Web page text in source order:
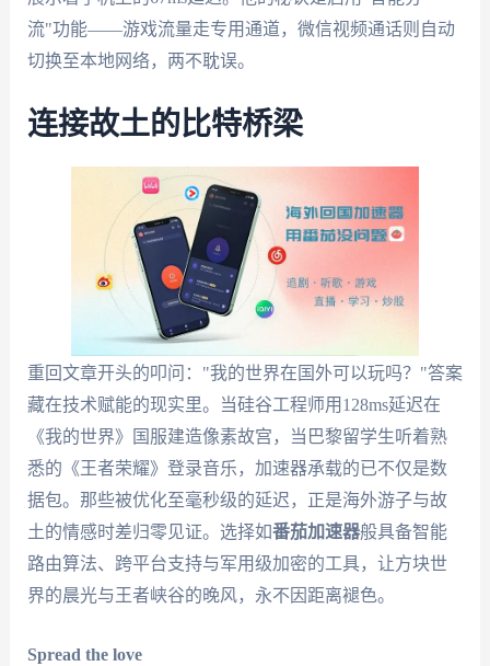
流"功能——游戏流量走专用通道，微信视频通话则自动
切换至本地网络，两不耽误。
连接故土的比特桥梁
重回文章开头的叩问："我的世界在国外可以玩吗？"答案
藏在技术赋能的现实里。当硅谷工程师用128ms延迟在
《我的世界》国服建造像素故宫，当巴黎留学生听着熟
悉的《王者荣耀》登录音乐，加速器承载的已不仅是数
据包。那些被优化至毫秒级的延迟，正是海外游子与故
土的情感时差归零见证。选择如番茄加速器般具备智能
路由算法、跨平台支持与军用级加密的工具，让方块世
界的晨光与王者峡谷的晚风，永不因距离褪色。
Spread the love